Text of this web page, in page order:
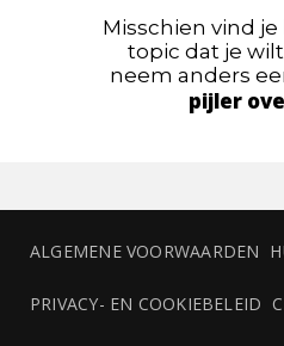
Misschien vind
topic dat je
neem anders
pijler
ALGEMENE VOORWAARDEN
PRIVACY- EN COOKIEBELEID